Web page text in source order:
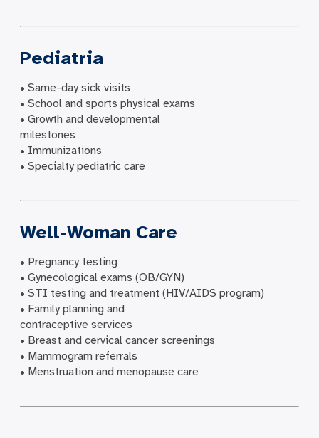
Pediatria
• Same-day sick visits
• School and sports physical exams
• Growth and developmental
milestones
• Immunizations
• Specialty pediatric care
Well-Woman Care
• Pregnancy testing
• Gynecological exams (OB/GYN)
• STI testing and treatment (HIV/AIDS program)
• Family planning and
contraceptive services
• Breast and cervical cancer screenings
• Mammogram referrals
• Menstruation and menopause care